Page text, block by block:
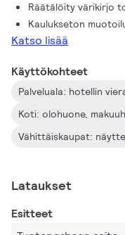
Räätälöity värikirjo
Kaulukseton
Katso lisää
Käyttökohteet
Koti: olohuone,
Vähittäiskaupat:
Lataukset
Esitteet